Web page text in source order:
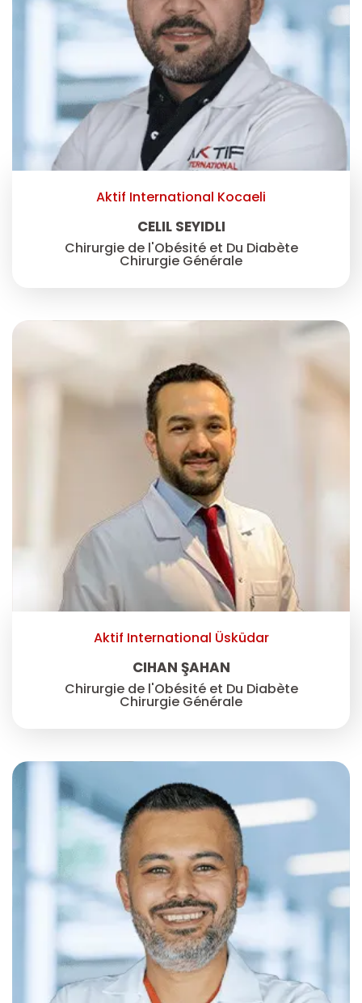
Aktif International Kocaeli
CELIL SEYIDLI
Chirurgie de l'Obésité et Du Diabète
Chirurgie Générale
Aktif International Üsküdar
CIHAN ŞAHAN
Chirurgie de l'Obésité et Du Diabète
Chirurgie Générale